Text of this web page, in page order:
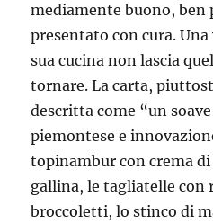
mediamente buono, ben
presentato con cura.
sua cucina non lascia
tornare. La carta,
descritta come “un
piemontese e
topinambur con crema
gallina, le tagliatelle con
broccoletti, lo stinco di